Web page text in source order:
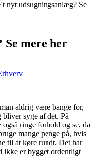
nyt udsugningsanlæg? Se
Se mere her
aldrig være bange for,
bliver syge af det. På
også ringe forhold og se, da
mange penge på, hvis
til at køre rundt. Det har
ikke er bygget ordentligt